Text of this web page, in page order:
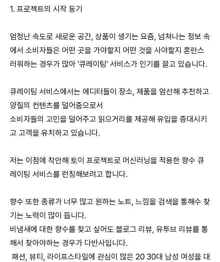
1. 프로젝트의 시작 동기
엄청난 속도로 새로운 공간, 상품이 생기는 요즘, 넘쳐나는 정보 속
에서 소비자들은 어떤 곳을 가야할지 어떤 것을 사야할지 혼란스
러워하는 경우가 많아 '큐레이팅' 서비스가 인기를 끌고 있습니다.
큐레이팅 서비스에서는 에디터들이 장소, 제품을 엄선해 추천하고
양질의 컨텐츠를 덜어줌으로서
소비자들의 고민을 덜어주고 읽으거리를 제공해 유입을 증대시키
고 고객을 유치하고 있습니다.
저는 이점에 착안해 토이 프로젝트로 머신러닝을 적용한 향수 큐
레이팅 서비스를 런칭해보려고 합니다.
향수 또한 종류가 너무 많고 원하는 노트, 느낌을 검색을 통해수 찾
기는 노력이 많이 듭니다.
비냄새에 대한 향수를 찾고 싶어도 블로그 리뷰, 유투브 리뷰를 통
해서 찾아야하는 경우가 다반사입니다.
패션, 뷰티, 라이프스타일에 관심이 많은 20 30대 남성 여성을 대